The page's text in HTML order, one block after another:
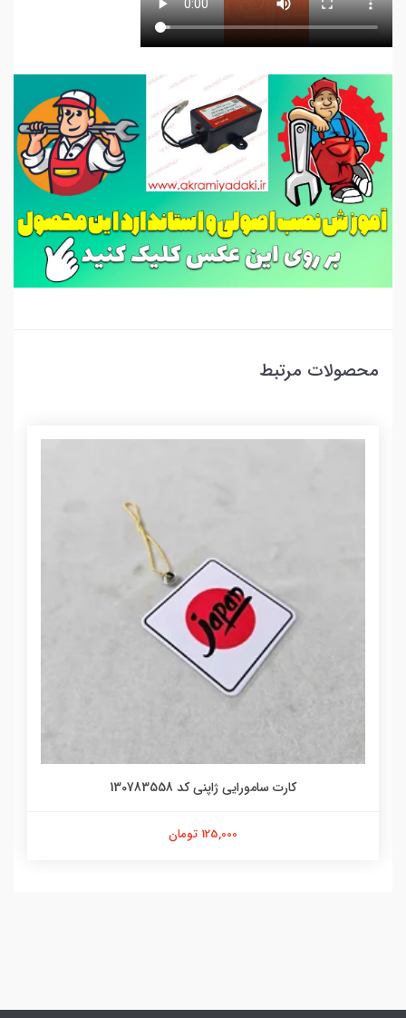
محصولات مرتبط
کارت سامورایی ژاپنی کد 130783558
125,000 تومان